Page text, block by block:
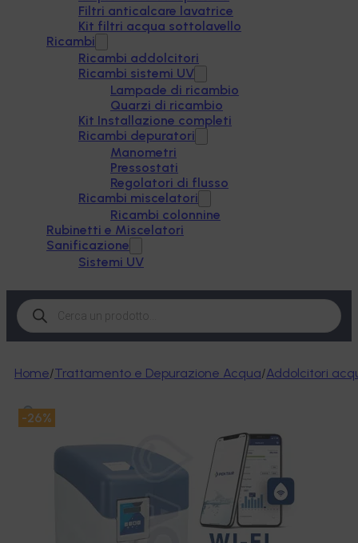
Filtri anticalcare lavatrice
Kit filtri acqua sottolavello
Ricambi
Ricambi addolcitori
Ricambi sistemi UV
Lampade di ricambio
Quarzi di ricambio
Kit Installazione completi
Ricambi depuratori
Manometri
Pressostati
Regolatori di flusso
Ricambi miscelatori
Ricambi colonnine
Rubinetti e Miscelatori
Sanificazione
Sistemi UV
Products
search
Home/Trattamento e Depurazione Acqua/Addolcitori
-26%